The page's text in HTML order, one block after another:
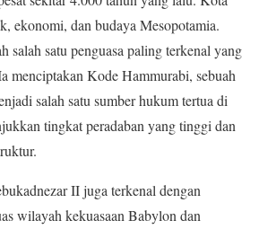
ekonomi, dan budaya Mesopotamia.
salah satu penguasa paling terkenal yang
menciptakan Kode Hammurabi, sebuah
salah satu sumber hukum tertua di
tingkat peradaban yang tinggi dan
II juga terkenal dengan
wilayah kekuasaan Babylon dan